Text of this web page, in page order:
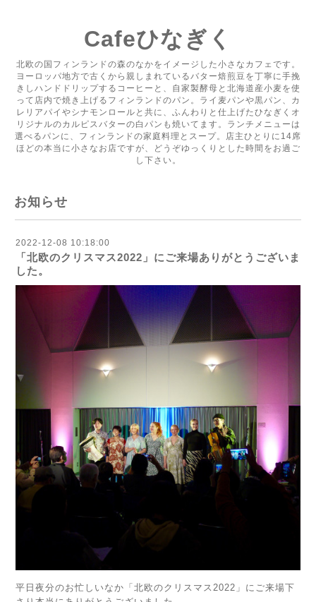
Cafeひなぎく
北欧の国フィンランドの森のなかをイメージした小さなカフェです。
ヨーロッパ地方で古くから親しまれているバター焙煎豆を丁寧に手挽
きしハンドドリップするコーヒーと、自家製酵母と北海道産小麦を使
って店内で焼き上げるフィンランドのパン。ライ麦パンや黒パン、カ
レリアパイやシナモンロールと共に、ふんわりと仕上げたひなぎくオ
リジナルのカルピスバターの白パンも焼いてます。ランチメニューは
選べるパンに、フィンランドの家庭料理とスープ。店主ひとりに14席
ほどの本当に小さなお店ですが、どうぞゆっくりとした時間をお過ご
し下さい。
お知らせ
2022-12-08 10:18:00
「北欧のクリスマス2022」にご来場ありがとうございま
した。
平日夜分のお忙しいなか「北欧のクリスマス2022」にご来場下